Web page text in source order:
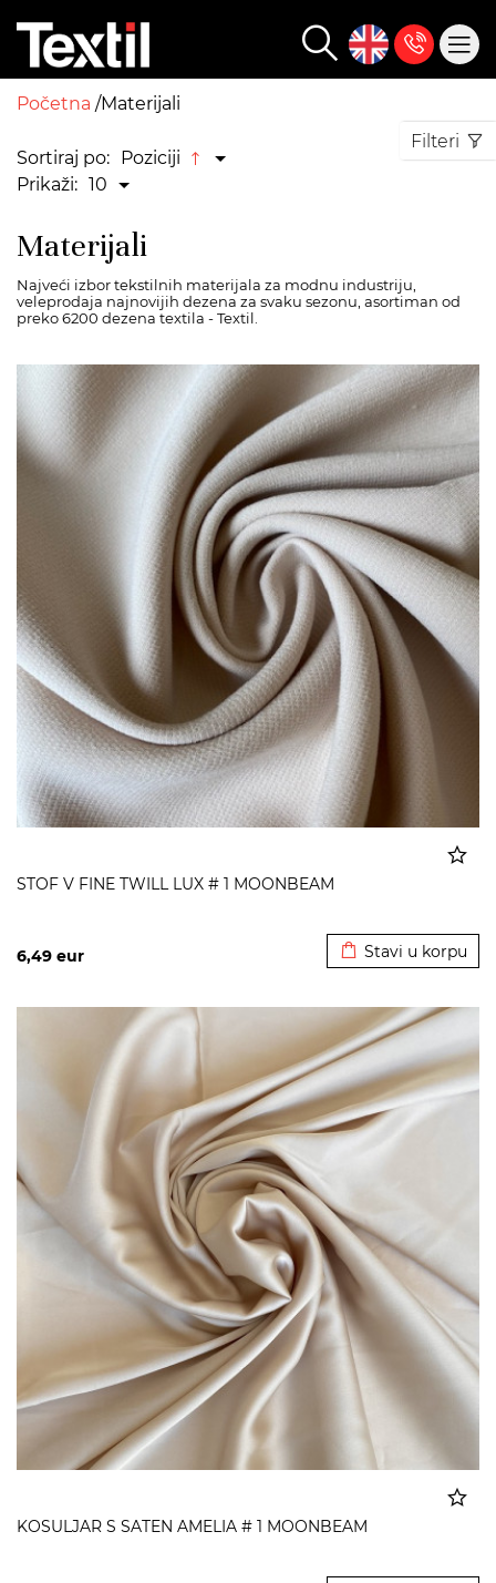
Početna Materijali
Sortiraj po: Poziciji
Prikaži: 10
Filteri
Materijali
Najveći izbor tekstilnih materijala za modnu industriju,
veleprodaja najnovijih dezena za svaku sezonu, asortiman od
preko 6200 dezena textila - Textil.
STOF V FINE TWILL LUX # 1 MOONBEAM
6,49 eur Stavi u korpu
KOSULJAR S SATEN AMELIA # 1 MOONBEAM